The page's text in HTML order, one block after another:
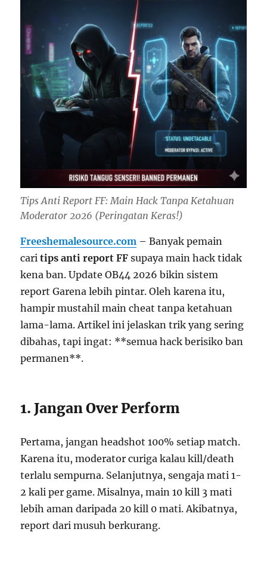
Tips Anti Report FF: Main Hack Tanpa Ketahuan
Moderator 2026 (Peringatan Keras!)
Freeshemalesource.com – Banyak pemain
caritips anti report FF supaya main hack tidak
kena ban. Update OB44 2026 bikin sistem
report Garena lebih pintar. Oleh karena itu,
hampir mustahil main cheat tanpa ketahuan
lama-lama. Artikel ini jelaskan trik yang sering
dibahas, tapi ingat: **semua hack berisiko ban
permanen**.
1. Jangan Over Perform
Pertama, jangan headshot 100% setiap match.
Karena itu, moderator curiga kalau kill/death
terlalu sempurna. Selanjutnya, sengaja mati 1-
2 kali per game. Misalnya, main 10 kill 3 mati
lebih aman daripada 20 kill 0 mati. Akibatnya,
report dari musuh berkurang.